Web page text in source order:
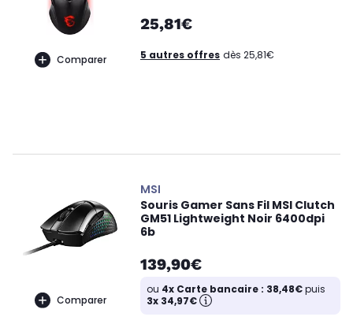
Comparer
25,81€
5 autres offres dès 25,81€
Comparer
MSI
Souris Gamer Sans Fil MSI Clutch
GM51 Lightweight Noir 6400dpi
6b
139,90€
ou 4x Carte bancaire : 38,48€puis
3x 34,97€